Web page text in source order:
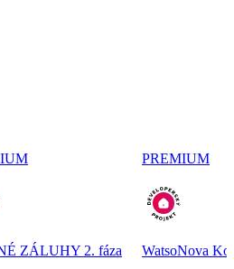
ZÁLUHY 2. fáza
PREMIUM
WatsoNova